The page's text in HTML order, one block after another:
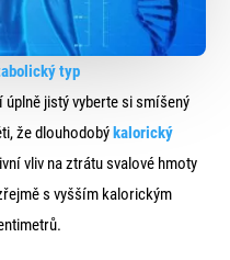
typ
jistý vyberte si smíšený
že dlouhodobýkalorický
vliv na ztrátu svalové hmoty
s vyšším kalorickým